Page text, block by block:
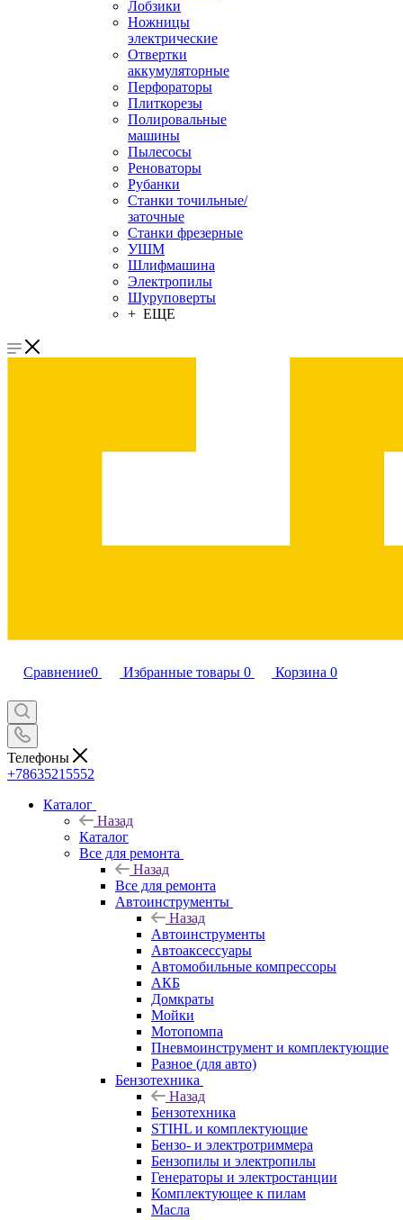
Лобзики
Ножницы
электрические
Отвертки
аккумуляторные
Перфораторы
Плиткорезы
Полировальные
машины
Пылесосы
Реноваторы
Рубанки
Станки точильные/
заточные
Станки фрезерные
УШМ
Шлифмашина
Электропилы
Шуруповерты
+ ЕЩЕ
Сравнение0 Избранные товары 0 Корзина 0
Телефоны
+78635215552
Каталог
Назад
Каталог
Все для ремонта
Назад
Все для ремонта
Автоинструменты
Назад
Автоинструменты
Автоаксессуары
Автомобильные компрессоры
АКБ
Домкраты
Мойки
Мотопомпа
Пневмоинструмент и комплектующие
Разное (для авто)
Бензотехника
Назад
Бензотехника
STIHL и комплектующие
Бензо- и электротриммера
Бензопилы и электропилы
Генераторы и электростанции
Комплектующее к пилам
Масла